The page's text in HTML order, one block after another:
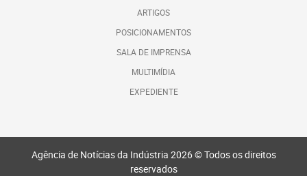
ARTIGOS
POSICIONAMENTOS
SALA DE IMPRENSA
MULTIMÍDIA
EXPEDIENTE
Agência de Notícias da Indústria 2026 © Todos os direitos
reservados